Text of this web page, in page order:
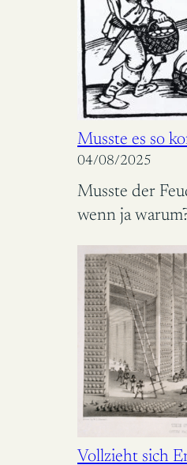
Musste es so
04/08/2025
Musste der
wenn ja
Vollzieht sich